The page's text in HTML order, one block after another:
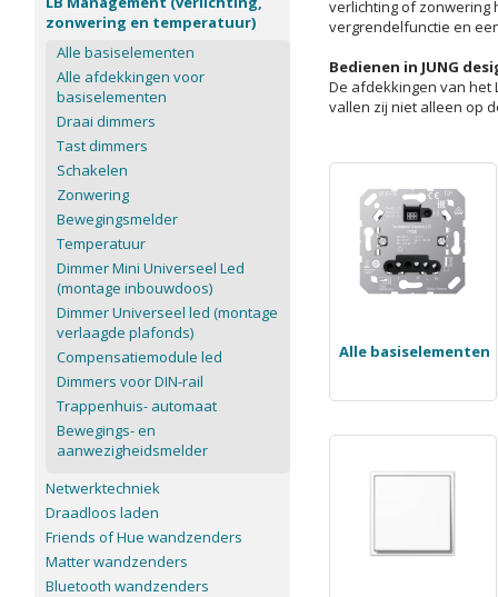
verlichting of zonwering
vergrendelfunctie en
Bedienen in JUNG
De afdekkingen van het
vallen zij niet alleen op
Alle basiselementen
zonwering en temperatuur)
Alle basiselementen
Alle afdekkingen voor
basiselementen
Draai dimmers
Tast dimmers
Schakelen
Zonwering
Bewegingsmelder
Temperatuur
Dimmer Mini Universeel Led
(montage inbouwdoos)
Dimmer Universeel led (montage
verlaagde plafonds)
Compensatiemodule led
Dimmers voor DIN-rail
Trappenhuis- automaat
Bewegings- en
aanwezigheidsmelder
Netwerktechniek
Draadloos laden
Friends of Hue wandzenders
Matter wandzenders
Bluetooth wandzenders